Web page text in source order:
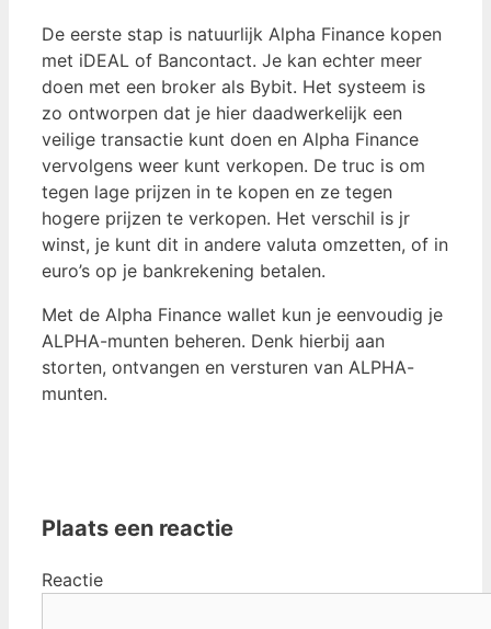
De eerste stap is natuurlijk Alpha Finance kopen
met iDEAL of Bancontact. Je kan echter meer
doen met een broker als Bybit. Het systeem is
zo ontworpen dat je hier daadwerkelijk een
veilige transactie kunt doen en Alpha Finance
vervolgens weer kunt verkopen. De truc is om
tegen lage prijzen in te kopen en ze tegen
hogere prijzen te verkopen. Het verschil is jr
winst, je kunt dit in andere valuta omzetten, of in
euro’s op je bankrekening betalen.
Met de Alpha Finance wallet kun je eenvoudig je
ALPHA-munten beheren. Denk hierbij aan
storten, ontvangen en versturen van ALPHA-
munten.
Plaats een reactie
Reactie